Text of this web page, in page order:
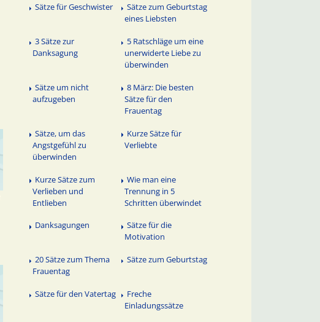
Sätze für Geschwister
Sätze zum Geburtstag
eines Liebsten
3 Sätze zur
Danksagung
5 Ratschläge um eine
unerwiderte Liebe zu
überwinden
Sätze um nicht
aufzugeben
8 März: Die besten
Sätze für den
Frauentag
Sätze, um das
Angstgefühl zu
überwinden
Kurze Sätze für
Verliebte
Kurze Sätze zum
Verlieben und
Entlieben
Wie man eine
Trennung in 5
Schritten überwindet
Danksagungen
Sätze für die
Motivation
20 Sätze zum Thema
Frauentag
Sätze zum Geburtstag
Sätze für den Vatertag
Freche
Einladungssätze